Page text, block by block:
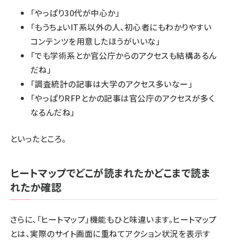
「やっぱり30代が中心か」
「もうちょいIT系以外の人、初心者にもわかりやすい
コンテンツを用意したほうがいいな」
「でも学術系とか官公庁からのアクセスも結構あるん
だね」
「調査統計の記事は大学のアクセス多いなー」
「やっぱりRFPとかの記事は官公庁のアクセスが多く
なるんだね」
といったところ。
ヒートマップでどこが読まれたかどこまで読ま
れたか確認
さらに、「ヒートマップ」機能もひと味違います。ヒートマップ
とは、実際のサイト画面に重ねてアクション状況を表示す